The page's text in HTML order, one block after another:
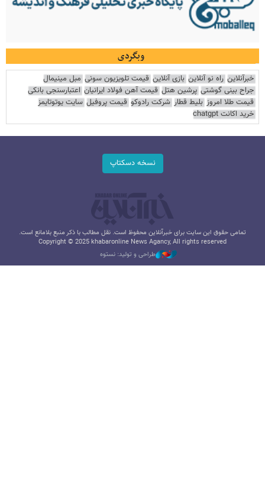
وبگردی
خبرآنلاین راه نو آنلاین بازی آنلاین قیمت تلویزیون سونی مبل مینیمال
جراح بینی گوشتی پرشین هتل قیمت آهن فولاد ایرانیان اعتبارسنجی بانکی
قیمت طلا امروز بلیط قطار شرکت رادوکو قیمت پروفیل سایت یوتوتایمز
خرید اکانت chatgpt
نسخه دسکتاپ
تمامی حقوق این سایت برای خبرآنلاین محفوظ است. نقل مطالب با ذکر منبع بلامانع است.
Copyright © 2025 khabaronline News Agancy, All rights reserved
طراحی و تولید: نستوه